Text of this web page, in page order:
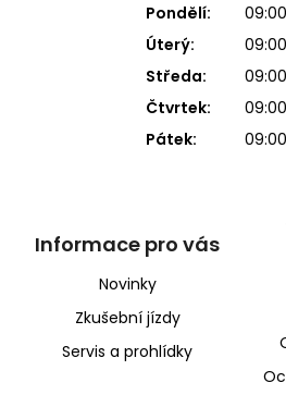
Pondělí:
Úterý:
Středa:
Čtvrtek:
Pátek:
Informace pro vás
Novinky
Zkušební jízdy
Servis a prohlídky